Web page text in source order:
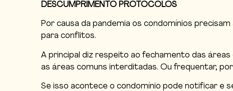
DESCUMPRIMENTO PROTOCOLOS
Por causa da pandemia os condomínios
para conflitos.
A principal diz respeito ao fechamento das
as áreas comuns interditadas. Ou frequentar,
Se isso acontece o condomínio pode notificar e